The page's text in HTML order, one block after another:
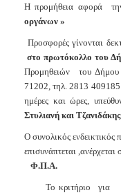
Η προμήθεια αφορά
οργάνων »
Προσφορές γίνονται
στο πρωτόκολλο του
Προμηθειών
του
71202, τηλ. 2813
ημέρες και ώρες,
Στυλιανή και
Ο συνολικός ενδεικτικός
επισυνάπτεται
Φ.Π.Α.
Το κριτήριο για